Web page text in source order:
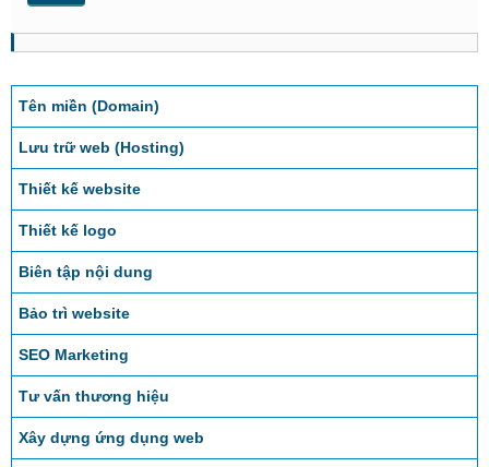
Tên miền (Domain)
Lưu trữ web (Hosting)
Thiết kế website
Thiết kế logo
Biên tập nội dung
Bảo trì website
SEO Marketing
Tư vấn thương hiệu
Xây dựng ứng dụng web